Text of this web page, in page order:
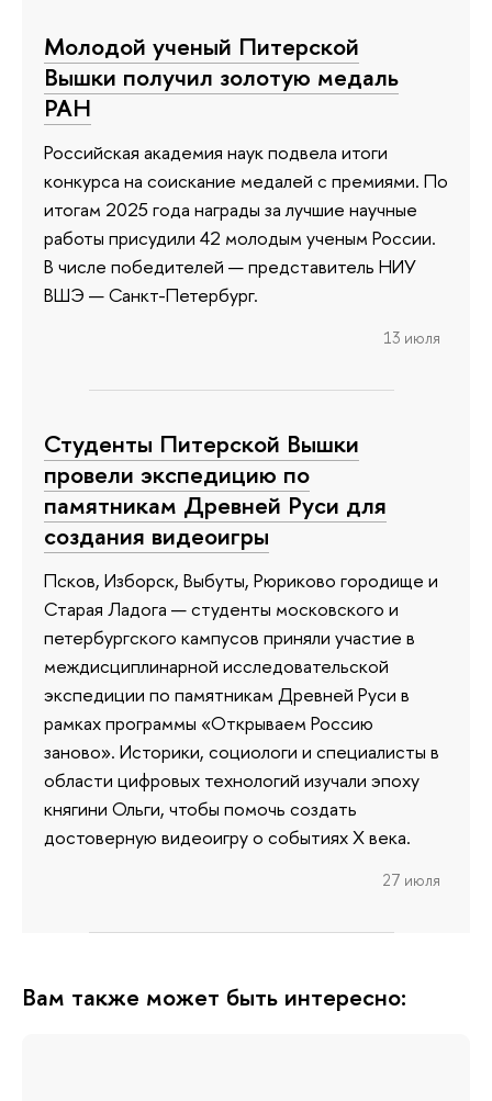
Молодой ученый Питерской
Вышки получил золотую медаль
РАН
Российская академия наук подвела итоги
конкурса на соискание медалей с премиями. По
итогам 2025 года награды за лучшие научные
работы присудили 42 молодым ученым России.
В числе победителей — представитель НИУ
ВШЭ — Санкт-Петербург.
13 июля
Студенты Питерской Вышки
провели экспедицию по
памятникам Древней Руси для
создания видеоигры
Псков, Изборск, Выбуты, Рюриково городище и
Старая Ладога — студенты московского и
петербургского кампусов приняли участие в
междисциплинарной исследовательской
экспедиции по памятникам Древней Руси в
рамках программы «Открываем Россию
заново». Историки, социологи и специалисты в
области цифровых технологий изучали эпоху
княгини Ольги, чтобы помочь создать
достоверную видеоигру о событиях X века.
27 июля
Вам также может быть интересно: